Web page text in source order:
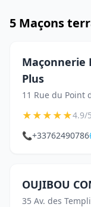
5 Maçons
Maçonnerie
Plus
11 Rue du Point
★★★★★4.9/5
📞+33762490786
OUJIBOU
35 Av. des